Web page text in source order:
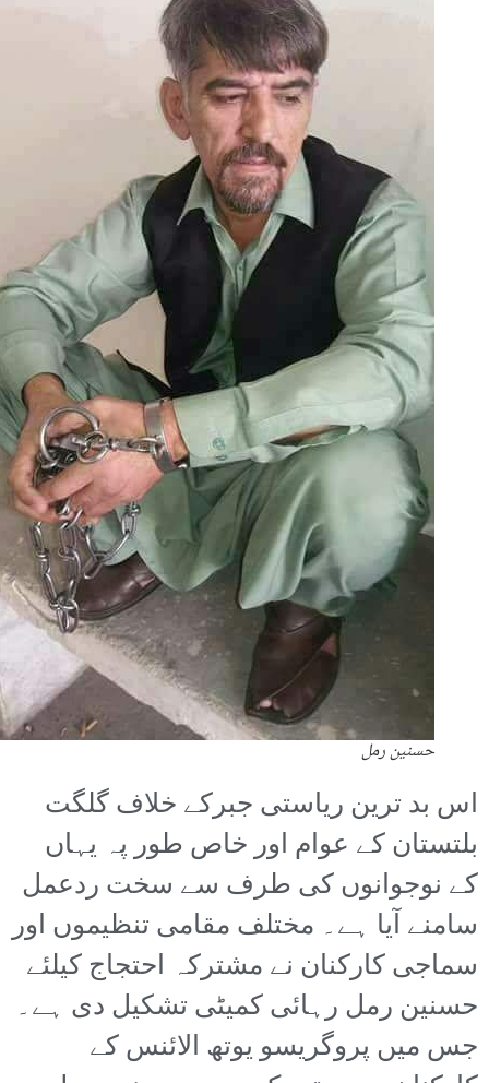
حسنین رمل
اس بد ترین ریاستی جبرکے خلاف گلگت
بلتستان کے عوام اور خاص طور پہ یہاں
کے نوجوانوں کی طرف سے سخت ردعمل
سامنے آیا ہے۔ مختلف مقامی تنظیموں اور
سماجی کارکنان نے مشترکہ احتجاج کیلئے
حسنین رمل رہائی کمیٹی تشکیل دی ہے۔
جس میں پروگریسو یوتھ الائنس کے